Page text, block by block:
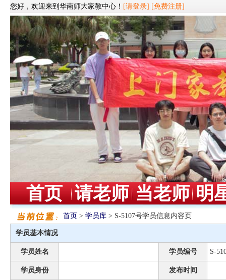
您好，欢迎来到华南师大家教中心！ [请登录] [免费注册]
首页 请老师 当老师 明
首页 > 学员库 > S-5107号学员信息内容页
学员基本情况
学员姓名 学员编号 S-
学员身份 发布时间